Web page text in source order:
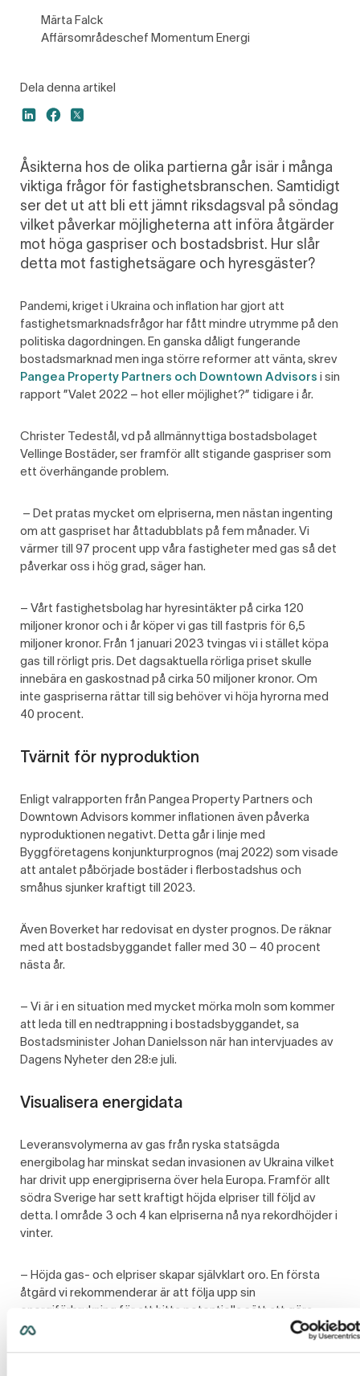
Märta Falck
Affärsområdeschef Momentum Energi
Dela denna artikel
Åsikterna hos de olika partierna går isär i många
viktiga frågor för fastighetsbranschen. Samtidigt
ser det ut att bli ett jämnt riksdagsval på söndag
vilket påverkar möjligheterna att införa åtgärder
mot höga gaspriser och bostadsbrist. Hur slår
detta mot fastighetsägare och hyresgäster?
Pandemi, kriget i Ukraina och inflation har gjort att
fastighetsmarknadsfrågor har fått mindre utrymme på den
politiska dagordningen. En ganska dåligt fungerande
bostadsmarknad men inga större reformer att vänta, skrev
Pangea Property Partners och Downtown Advisors i sin
rapport ”Valet 2022 – hot eller möjlighet?” tidigare i år.
Christer Tedestål, vd på allmännyttiga bostadsbolaget
Vellinge Bostäder, ser framför allt stigande gaspriser som
ett överhängande problem.
– Det pratas mycket om elpriserna, men nästan ingenting
om att gaspriset har åttadubblats på fem månader. Vi
värmer till 97 procent upp våra fastigheter med gas så det
påverkar oss i hög grad, säger han.
– Vårt fastighetsbolag har hyresintäkter på cirka 120
miljoner kronor och i år köper vi gas till fastpris för 6,5
miljoner kronor. Från 1 januari 2023 tvingas vi i stället köpa
gas till rörligt pris. Det dagsaktuella rörliga priset skulle
innebära en gaskostnad på cirka 50 miljoner kronor. Om
inte gaspriserna rättar till sig behöver vi höja hyrorna med
40 procent.
Tvärnit för nyproduktion
Enligt valrapporten från Pangea Property Partners och
Downtown Advisors kommer inflationen även påverka
nyproduktionen negativt. Detta går i linje med
Byggföretagens konjunkturprognos (maj 2022) som visade
att antalet påbörjade bostäder i flerbostadshus och
småhus sjunker kraftigt till 2023.
Även Boverket har redovisat en dyster prognos. De räknar
med att bostadsbyggandet faller med 30 – 40 procent
nästa år.
– Vi är i en situation med mycket mörka moln som kommer
att leda till en nedtrappning i bostadsbyggandet, sa
Bostadsminister Johan Danielsson när han intervjuades av
Dagens Nyheter den 28:e juli.
Visualisera energidata
Leveransvolymerna av gas från ryska statsägda
energibolag har minskat sedan invasionen av Ukraina vilket
har drivit upp energipriserna över hela Europa. Framför allt
södra Sverige har sett kraftigt höjda elpriser till följd av
detta. I område 3 och 4 kan elpriserna nå nya rekordhöjder i
vinter.
– Höjda gas- och elpriser skapar självklart oro. En första
åtgärd vi rekommenderar är att följa upp sin
energiförbrukning för att hitta potentiella sätt att göra
energibesparingar och därmed sänka kostnaderna, säger
Momentum Energi